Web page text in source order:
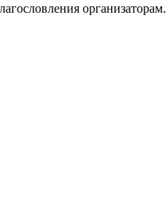
организаторам.